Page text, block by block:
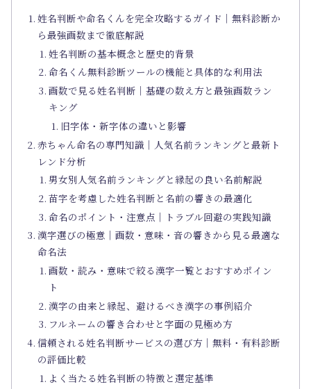
姓名判断や命名くんを完全攻略するガイド｜無料診断か
ら最強画数まで徹底解説
姓名判断の基本概念と歴史的背景
命名くん無料診断ツールの機能と具体的な利用法
画数で見る姓名判断｜基礎の数え方と最強画数ラン
キング
旧字体・新字体の違いと影響
赤ちゃん命名の専門知識｜人気名前ランキングと最新ト
レンド分析
男女別人気名前ランキングと縁起の良い名前解説
苗字を考慮した姓名判断と名前の響きの最適化
命名のポイント・注意点｜トラブル回避の実践知識
漢字選びの極意｜画数・意味・音の響きから見る最適な
命名法
画数・読み・意味で絞る漢字一覧とおすすめポイン
ト
漢字の由来と縁起、避けるべき漢字の事例紹介
フルネームの響き合わせと字面の見極め方
信頼される姓名判断サービスの選び方｜無料・有料診断
の評価比較
よく当たる姓名判断の特徴と選定基準